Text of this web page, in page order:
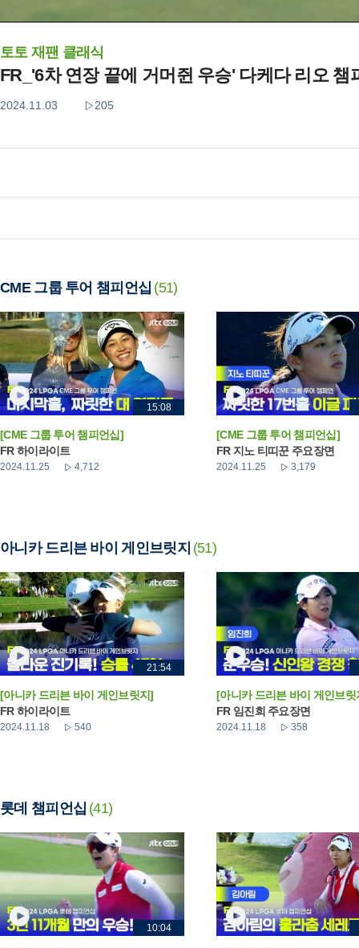
토토 재팬 클래식
FR_'6차 연장 끝에 거머쥔 우승' 다케다 리오 챔
2024.11.03 205
CME 그룹 투어 챔피언십 (51)
15:08
[CME 그룹 투어 챔피언십]
FR 하이라이트
2024.11.25 4,712
[CME 그룹 투어 챔피언십]
FR 지노 티띠꾼 주요장면
2024.11.25 3,179
아니카 드리븐 바이 게인브릿지 (51)
21:54
[아니카 드리븐 바이 게인브릿지]
FR 하이라이트
2024.11.18 540
[아니카 드리븐 바이 게인브릿
FR 임진희 주요장면
2024.11.18 358
롯데 챔피언십 (41)
10:04